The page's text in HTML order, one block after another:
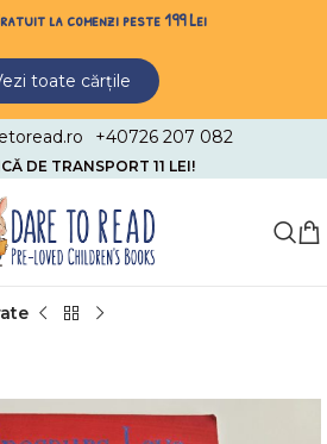
la comenzi peste 199 Lei
toate cărțile
+40726 207 082
DE TRANSPORT 11 LEI!